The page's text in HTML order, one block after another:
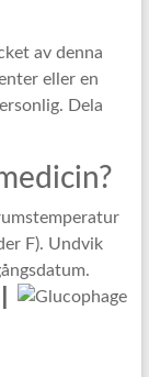
av denna
eller en
Dela
F). Undvik